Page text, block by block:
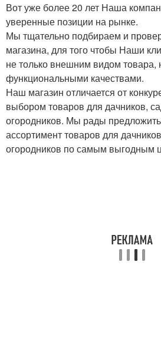
Вот уже более 20 лет Наша
уверенные позиции на рынке.
Мы тщательно подбираем и
магазина, для того чтобы Наши
не только внешним видом товара,
функциональными качествами.
Наш магазин отличается от
выбором товаров для дачников,
огородников. Мы рады
ассортимент товаров для
огородников по самым выгодным